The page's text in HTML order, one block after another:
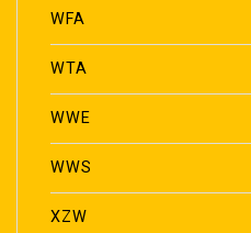
WFA
WTA
WWE
WWS
XZW